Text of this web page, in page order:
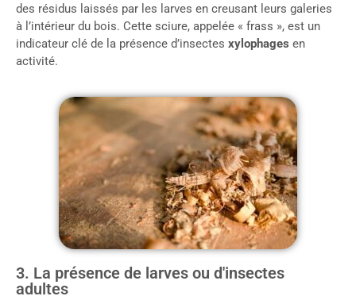
des résidus laissés par les larves en creusant leurs galeries
à l’intérieur du bois. Cette sciure, appelée « frass », est un
indicateur clé de la présence d’insectes xylophages en
activité.
3. La présence de larves ou d'insectes
adultes